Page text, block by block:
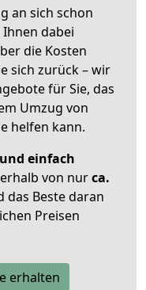
an sich schon
dabei
die Kosten
sich zurück – wir
für Sie, das
Umzug von
helfen kann.
einfach
von nurca.
das Beste daran
Preisen
erhalten